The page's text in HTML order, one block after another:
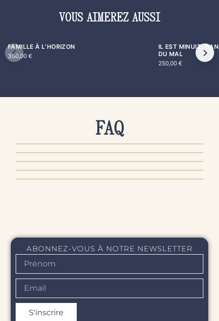
VOUS AIMEREZ AUSSI
FAMILLE À L’HORIZON
300,00 €
IL EST MINUIT,
DU MAL
250,00 €
FAQ
AUTHENTICITÉ & QUALITÉ
PRODUITS & ENTRETIEN
ABONNEZ-VOUS À NOTRE NEWSLETTER
S'inscrire